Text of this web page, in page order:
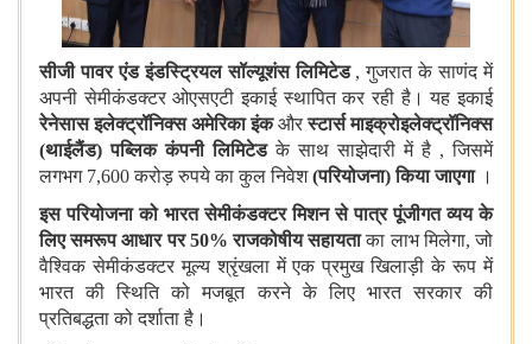
सीजी पावर एंड इंडस्ट्रियल सॉल्यूशंस लिमिटेड, गुजरात के साणंद में
अपनी सेमीकंडक्टर ओएसएटी इकाई स्थापित कर रही है। यह इकाई
रेनेसास इलेक्ट्रॉनिक्स अमेरिका इंकऔरस्टार्स माइक्रोइलेक्ट्रॉनिक्स
(थाईलैंड) पब्लिक कंपनी लिमिटेडके साथ साझेदारी में है , जिसमें
लगभग 7,600 करोड़ रुपये का कुल निवेश(परियोजना) किया जाएगा।
इस परियोजना को भारत सेमीकंडक्टर मिशन से पात्र पूंजीगत व्यय के
लिए समरूप आधार पर50% राजकोषीय सहायताका लाभ मिलेगा, जो
वैश्विक सेमीकंडक्टर मूल्य श्रृंखला में एक प्रमुख खिलाड़ी के रूप में
भारत की स्थिति को मजबूत करने के लिए भारत सरकार की
प्रतिबद्धता को दर्शाता है।